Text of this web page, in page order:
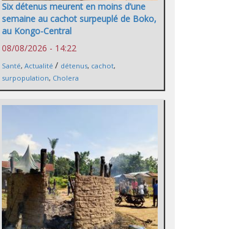
Six détenus meurent en moins d’une
semaine au cachot surpeuplé de Boko,
au Kongo-Central
08/08/2026 - 14:22
Santé, Actualité / détenus, cachot,
surpopulation, Cholera